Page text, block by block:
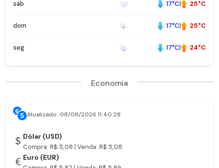
sáb 17°C| 25°C
dom 17°C| 25°C
seg 17°C| 24°C
Economia
Atualizado: 08/08/2026 11:40:28
Dólar (USD)
Compra: R$ 5,08 | Venda: R$ 5,08
Euro (EUR)